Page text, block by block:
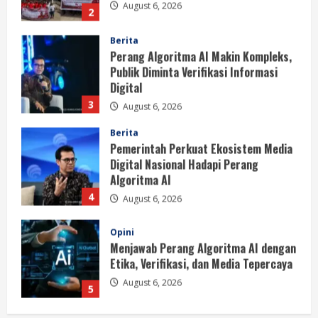
3
4
Berita
Pemerintah Perkuat Ekosistem Media
Digital Nasional Hadapi Perang
Algoritma AI
August 6, 2026
5
Opini
Menjawab Perang Algoritma AI dengan
Etika, Verifikasi, dan Media Tepercaya
1
Berita
BMP Ajak Masyarakat Tolak Aksi
Anarkis Demi Menjaga Keamanan dan
Pembangunan Papua